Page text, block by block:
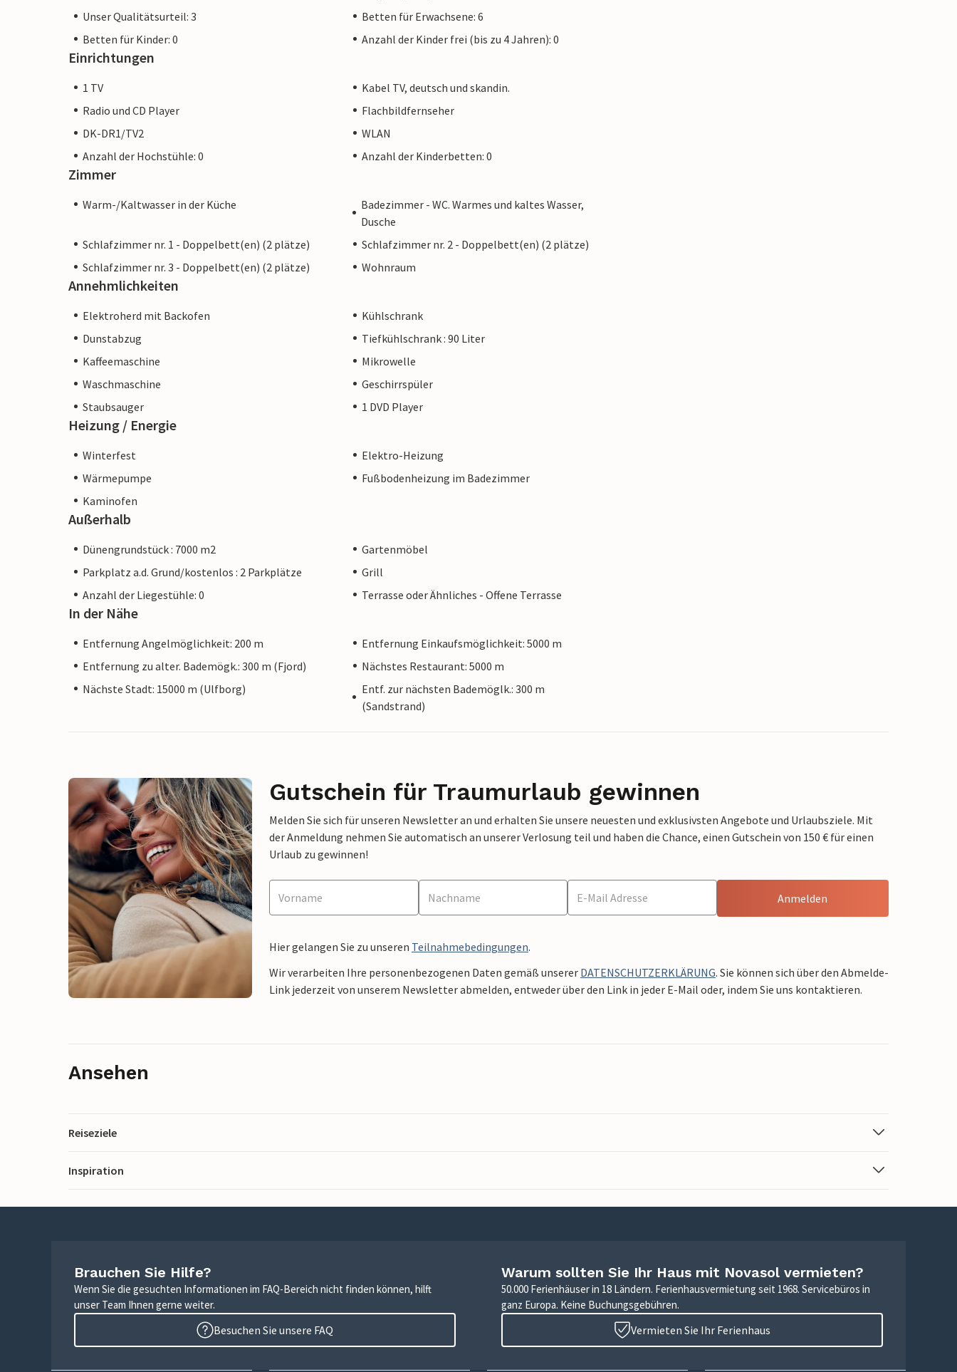
Unser Qualitätsurteil: 3
Betten für Erwachsene: 6
Betten für Kinder: 0
Anzahl der Kinder frei (bis zu 4 Jahren): 0
Einrichtungen
1 TV
Kabel TV, deutsch und skandin.
Radio und CD Player
Flachbildfernseher
DK-DR1/TV2
WLAN
Anzahl der Hochstühle: 0
Anzahl der Kinderbetten: 0
Zimmer
Warm-/Kaltwasser in der Küche
Badezimmer - WC. Warmes und kaltes Wasser,
Dusche
Schlafzimmer nr. 1 - Doppelbett(en) (2 plätze)
Schlafzimmer nr. 2 - Doppelbett(en) (2 plätze)
Schlafzimmer nr. 3 - Doppelbett(en) (2 plätze)
Wohnraum
Annehmlichkeiten
Elektroherd mit Backofen
Kühlschrank
Dunstabzug
Tiefkühlschrank : 90 Liter
Kaffeemaschine
Mikrowelle
Waschmaschine
Geschirrspüler
Staubsauger
1 DVD Player
Heizung / Energie
Winterfest
Elektro-Heizung
Wärmepumpe
Fußbodenheizung im Badezimmer
Kaminofen
Außerhalb
Dünengrundstück : 7000 m2
Gartenmöbel
Parkplatz a.d. Grund/kostenlos : 2 Parkplätze
Grill
Anzahl der Liegestühle: 0
Terrasse oder Ähnliches - Offene Terrasse
In der Nähe
Entfernung Angelmöglichkeit: 200 m
Entfernung Einkaufsmöglichkeit: 5000 m
Entfernung zu alter. Bademögk.: 300 m (Fjord)
Nächstes Restaurant: 5000 m
Nächste Stadt: 15000 m (Ulfborg)
Entf. zur nächsten Bademöglk.: 300 m
(Sandstrand)
Gutschein für Traumurlaub gewinnen
Melden Sie sich für unseren Newsletter an und erhalten Sie unsere neuesten und exklusivsten Angebote und Urlaubsziele. Mit
der Anmeldung nehmen Sie automatisch an unserer Verlosung teil und haben die Chance, einen Gutschein von 150 € für einen
Urlaub zu gewinnen!
Anmelden
Hier gelangen Sie zu unseren Teilnahmebedingungen.
Wir verarbeiten Ihre personenbezogenen Daten gemäß unserer DATENSCHUTZERKLÄRUNG. Sie können sich über den Abmelde-
Link jederzeit von unserem Newsletter abmelden, entweder über den Link in jeder E-Mail oder, indem Sie uns kontaktieren.
Ansehen
Reiseziele
Inspiration
Brauchen Sie Hilfe?
Wenn Sie die gesuchten Informationen im FAQ-Bereich nicht finden können, hilft
unser Team Ihnen gerne weiter.
Besuchen Sie unsere FAQ
Warum sollten Sie Ihr Haus mit Novasol vermieten?
50.000 Ferienhäuser in 18 Ländern. Ferienhausvermietung seit 1968. Servicebüros in
ganz Europa. Keine Buchungsgebühren.
Vermieten Sie Ihr Ferienhaus